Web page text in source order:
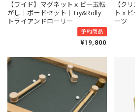
【ワイド】マグネットｘビー玉転
がし｜ボードセット｜Try&Rolly
トライアンドローリー
予約商品
¥19,800
【ク
トｘ
ーツ